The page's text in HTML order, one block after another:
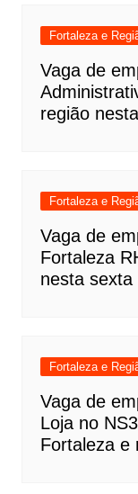
Fortaleza e
Vaga de
região
Fortaleza e
Vaga de
Fortaleza
nesta sexta
Fortaleza e
Vaga de
Loja no
Fortaleza e